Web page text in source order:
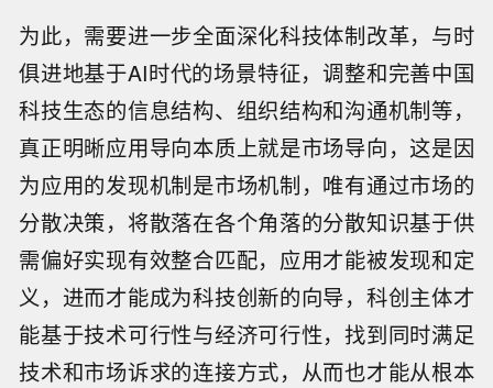
为此，需要进一步全面深化科技体制改革，与时
俱进地基于AI时代的场景特征，调整和完善中国
科技生态的信息结构、组织结构和沟通机制等，
真正明晰应用导向本质上就是市场导向，这是因
为应用的发现机制是市场机制，唯有通过市场的
分散决策，将散落在各个角落的分散知识基于供
需偏好实现有效整合匹配，应用才能被发现和定
义，进而才能成为科技创新的向导，科创主体才
能基于技术可行性与经济可行性，找到同时满足
技术和市场诉求的连接方式，从而也才能从根本